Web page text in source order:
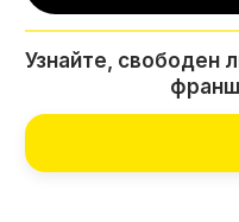
ЭТАПЫ